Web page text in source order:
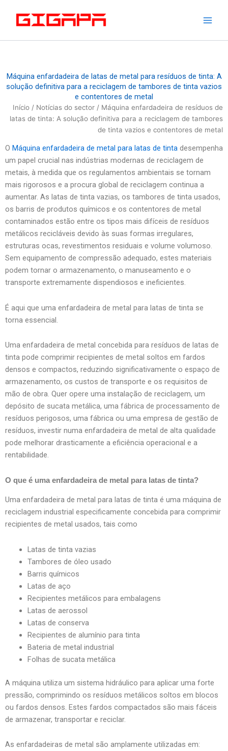
conteúdo
Máquina enfardadeira de latas de metal para resíduos de tinta: A
solução definitiva para a reciclagem de tambores de tinta vazios
e contentores de metal
Início / Notícias do sector / Máquina enfardadeira de resíduos de
latas de tinta: A solução definitiva para a reciclagem de tambores
de tinta vazios e contentores de metal
O Máquina enfardadeira de metal para latas de tinta desempenha
um papel crucial nas indústrias modernas de reciclagem de
metais, à medida que os regulamentos ambientais se tornam
mais rigorosos e a procura global de reciclagem continua a
aumentar. As latas de tinta vazias, os tambores de tinta usados,
os barris de produtos químicos e os contentores de metal
contaminados estão entre os tipos mais difíceis de resíduos
metálicos recicláveis devido às suas formas irregulares,
estruturas ocas, revestimentos residuais e volume volumoso.
Sem equipamento de compressão adequado, estes materiais
podem tornar o armazenamento, o manuseamento e o
transporte extremamente dispendiosos e ineficientes.
É aqui que uma enfardadeira de metal para latas de tinta se
torna essencial.
Uma enfardadeira de metal concebida para resíduos de latas de
tinta pode comprimir recipientes de metal soltos em fardos
densos e compactos, reduzindo significativamente o espaço de
armazenamento, os custos de transporte e os requisitos de
mão de obra. Quer opere uma instalação de reciclagem, um
depósito de sucata metálica, uma fábrica de processamento de
resíduos perigosos, uma fábrica ou uma empresa de gestão de
resíduos, investir numa enfardadeira de metal de alta qualidade
pode melhorar drasticamente a eficiência operacional e a
rentabilidade.
O que é uma enfardadeira de metal para latas de tinta?
Uma enfardadeira de metal para latas de tinta é uma máquina de
reciclagem industrial especificamente concebida para comprimir
recipientes de metal usados, tais como
Latas de tinta vazias
Tambores de óleo usado
Barris químicos
Latas de aço
Recipientes metálicos para embalagens
Latas de aerossol
Latas de conserva
Recipientes de alumínio para tinta
Bateria de metal industrial
Folhas de sucata metálica
A máquina utiliza um sistema hidráulico para aplicar uma forte
pressão, comprimindo os resíduos metálicos soltos em blocos
ou fardos densos. Estes fardos compactados são mais fáceis
de armazenar, transportar e reciclar.
As enfardadeiras de metal são amplamente utilizadas em: